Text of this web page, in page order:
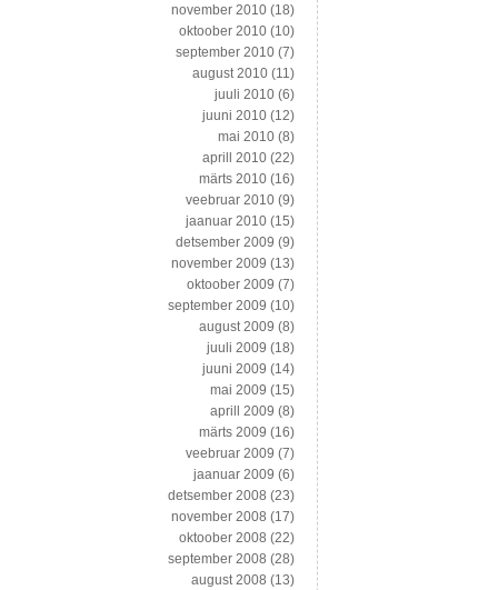
november 2010 (18)
oktoober 2010 (10)
september 2010 (7)
august 2010 (11)
juuli 2010 (6)
juuni 2010 (12)
mai 2010 (8)
aprill 2010 (22)
märts 2010 (16)
veebruar 2010 (9)
jaanuar 2010 (15)
detsember 2009 (9)
november 2009 (13)
oktoober 2009 (7)
september 2009 (10)
august 2009 (8)
juuli 2009 (18)
juuni 2009 (14)
mai 2009 (15)
aprill 2009 (8)
märts 2009 (16)
veebruar 2009 (7)
jaanuar 2009 (6)
detsember 2008 (23)
november 2008 (17)
oktoober 2008 (22)
september 2008 (28)
august 2008 (13)